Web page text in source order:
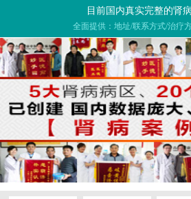
目前国内真实完整的肾
全面提供：地址/联系方式/治疗